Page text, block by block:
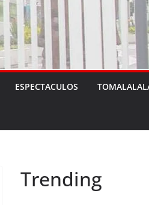
ESPECTACULOS
Trending